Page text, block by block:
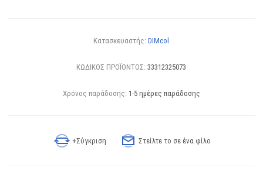
Κατασκευαστής: DIMcol
ΚΩΔΙΚΟΣ ΠΡΟΪΟΝΤΟΣ: 33312325073
Χρόνος παράδοσης: 1-5 ημέρες παράδοσης
+Σύγκριση Στείλτε το σε ένα φίλο